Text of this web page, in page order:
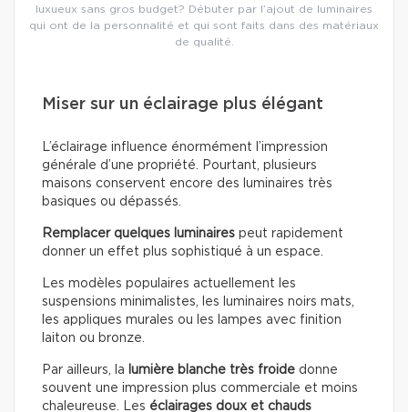
luxueux sans gros budget? Débuter par l’ajout de luminaires
qui ont de la personnalité et qui sont faits dans des matériaux
de qualité.
Miser sur un éclairage plus élégant
L’éclairage influence énormément l’impression
générale d’une propriété. Pourtant, plusieurs
maisons conservent encore des luminaires très
basiques ou dépassés.
Remplacer quelques luminaires peut rapidement
donner un effet plus sophistiqué à un espace.
Les modèles populaires actuellement les
suspensions minimalistes, les luminaires noirs mats,
les appliques murales ou les lampes avec finition
laiton ou bronze.
Par ailleurs, la lumière blanche très froide donne
souvent une impression plus commerciale et moins
chaleureuse. Les éclairages doux et chauds